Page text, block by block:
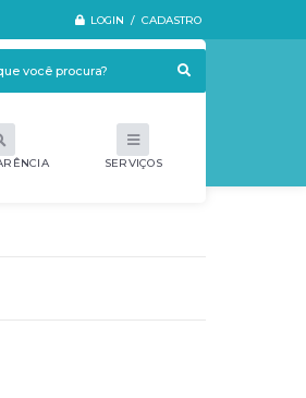
LOGIN / CADASTRO
SERVIÇOS